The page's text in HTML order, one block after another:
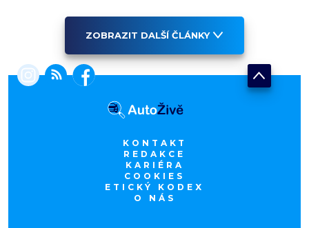
ZOBRAZIT DALŠÍ ČLÁNKY
KONTAKT
REDAKCE
KARIÉRA
COOKIES
ETICKÝ KODEX
O NÁS